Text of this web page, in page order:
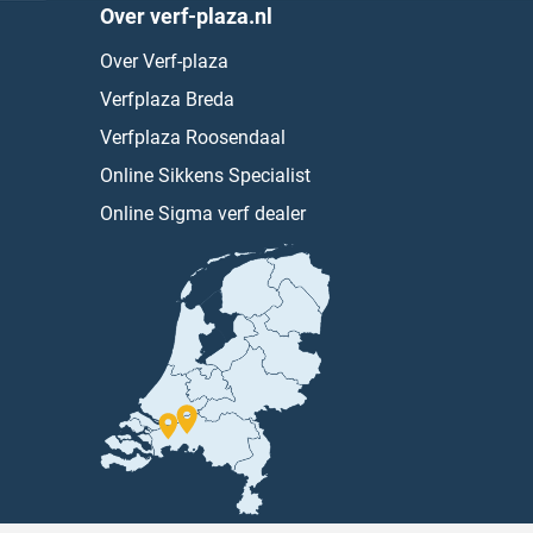
Over verf-plaza.nl
Over Verf-plaza
Verfplaza Breda
Verfplaza Roosendaal
Online Sikkens Specialist
Online Sigma verf dealer